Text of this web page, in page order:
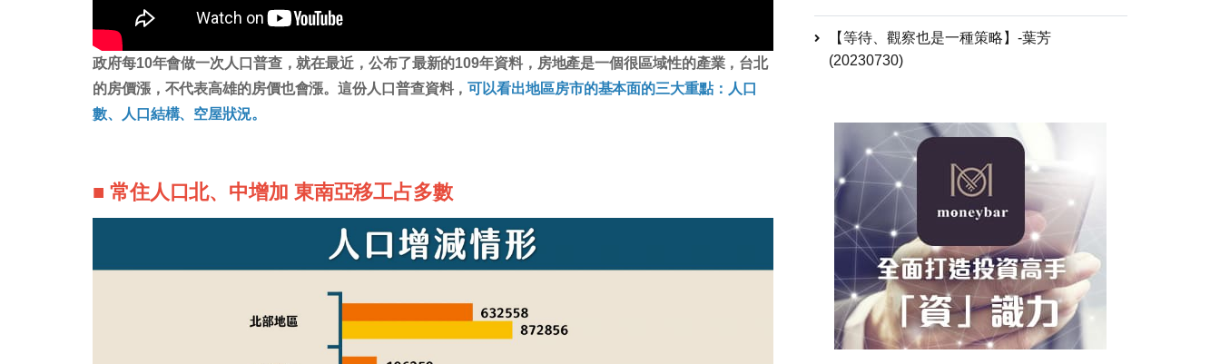
政府每10年會做一次人口普查，就在最近，公布了最新的109年資料，房地產是一個很區域性的產業，台北
的房價漲，不代表高雄的房價也會漲。這份人口普查資料，可以看出地區房市的基本面的三大重點：人口
數、人口結構、空屋狀況。
■ 常住人口北、中增加 東南亞移工占多數
【等待、觀察也是一種策略】-葉芳
(20230730)